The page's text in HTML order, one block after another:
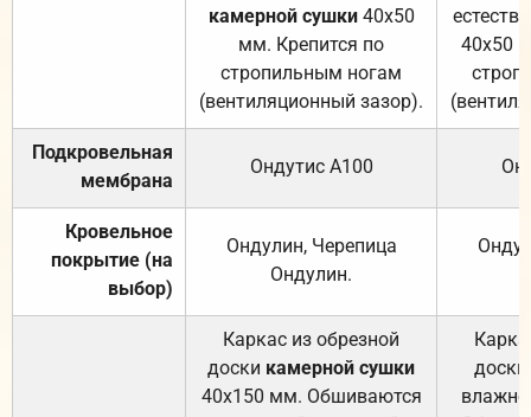
камерной сушки40х50
мм. Крепится по
стропильным ногам
(вентиляционный зазор).
40х50
Подкровельная
мембрана
Ондутис А100
Кровельное
покрытие (на
выбор)
Ондулин, Черепица
Ондулин.
Каркас из обрезной
доски камерной сушки
40х150 мм. Обшиваются
доски